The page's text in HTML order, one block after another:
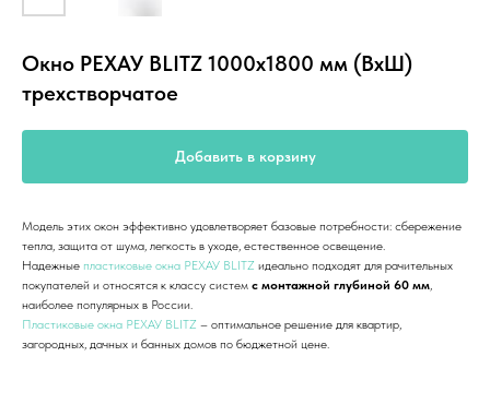
Окно РЕХАУ BLITZ 1000х1800 мм (ВхШ)
трехстворчатое
Добавить в корзину
Модель этих окон эффективно удовлетворяет базовые потребности: сбережение
тепла, защита от шума, легкость в уходе, естественное освещение.
Надежные пластиковые окна РЕХАУ BLITZ идеально подходят для рачительных
покупателей и относятся к классу систем с монтажной глубиной 60 мм,
наиболее популярных в России.
Пластиковые окна РЕХАУ BLITZ – оптимальное решение для квартир,
загородных, дачных и банных домов по бюджетной цене.